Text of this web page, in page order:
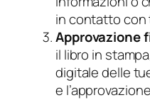
in contatto con
Approvazione
il libro in
digitale delle
e